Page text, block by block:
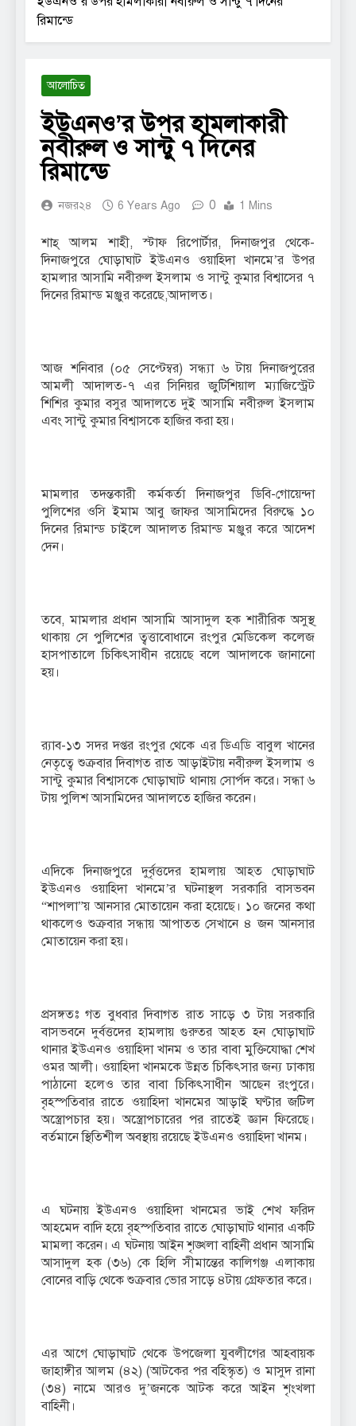
রিমান্ডে
আলোচিত
ইউএনও’র উপর হামলাকারী
নবীরুল ও সান্টু ৭ দিনের
রিমান্ডে
নজর২৪ 6 Years Ago 0 1 Mins
শাহ্ আলম শাহী, স্টাফ রিপোর্টার, দিনাজপুর থেকে-
দিনাজপুরে ঘোড়াঘাট ইউএনও ওয়াহিদা খানমে’র উপর
হামলার আসামি নবীরুল ইসলাম ও সান্টু কুমার বিশ্বাসের ৭
দিনের রিমান্ড মঞ্জুর করেছে,আদালত।
আজ শনিবার (০৫ সেপ্টেম্বর) সন্ধ্যা ৬ টায় দিনাজপুরের
আমলী আদালত-৭ এর সিনিয়র জুটিশিয়াল ম্যাজিস্ট্রেট
শিশির কুমার বসুর আদালতে দুই আসামি নবীরুল ইসলাম
এবং সান্টু কুমার বিশ্বাসকে হাজির করা হয়।
মামলার তদন্তকারী কর্মকর্তা দিনাজপুর ডিবি-গোয়েন্দা
পুলিশের ওসি ইমাম আবু জাফর আসামিদের বিরুদ্ধে ১০
দিনের রিমান্ড চাইলে আদালত রিমান্ড মঞ্জুর করে আদেশ
দেন।
তবে, মামলার প্রধান আসামি আসাদুল হক শারীরিক অসুস্থ্
থাকায় সে পুলিশের ত্বত্তাবোধানে রংপুর মেডিকেল কলেজ
হাসপাতালে চিকিৎসাধীন রয়েছে বলে আদালকে জানানো
হয়।
র‌্যাব-১৩ সদর দপ্তর রংপুর থেকে এর ডিএডি বাবুল খানের
নেতৃত্বে শুক্রবার দিবাগত রাত আড়াইটায় নবীরুল ইসলাম ও
সান্টু কুমার বিশ্বাসকে ঘোড়াঘাট থানায় সোর্পদ করে। সন্ধা ৬
টায় পুলিশ আসামিদের আদালতে হাজির করেন।
এদিকে দিনাজপুরে দুর্বৃত্তদের হামলায় আহত ঘোড়াঘাট
ইউএনও ওয়াহিদা খানমে’র ঘটনাস্থল সরকারি বাসভবন
“শাপলা”য় আনসার মোতায়েন করা হয়েছে। ১০ জনের কথা
থাকলেও শুক্রবার সন্ধায় আপাতত সেখানে ৪ জন আনসার
মোতায়েন করা হয়।
প্রসঙ্গতঃ গত বুধবার দিবাগত রাত সাড়ে ৩ টায় সরকারি
বাসভবনে দুর্বত্তদের হামলায় গুরুতর আহত হন ঘোড়াঘাট
থানার ইউএনও ওয়াহিদা খানম ও তার বাবা মুক্তিযোদ্ধা শেখ
ওমর আলী। ওয়াহিদা খানমকে উন্নত চিকিৎসার জন্য ঢাকায়
পাঠানো হলেও তার বাবা চিকিৎসাধীন আছেন রংপুরে।
বৃহস্পতিবার রাতে ওয়াহিদা খানমের আড়াই ঘণ্টার জটিল
অস্ত্রোপচার হয়। অস্ত্রোপচারের পর রাতেই জ্ঞান ফিরেছে।
বর্তমানে স্থিতিশীল অবস্থায় রয়েছে ইউএনও ওয়াহিদা খানম।
এ ঘটনায় ইউএনও ওয়াহিদা খানমের ভাই শেখ ফরিদ
আহমেদ বাদি হয়ে বৃহস্পতিবার রাতে ঘোড়াঘাট থানার একটি
মামলা করেন। এ ঘটনায় আইন শৃঙ্খলা বাহিনী প্রধান আসামি
আসাদুল হক (৩৬) কে হিলি সীমান্তের কালিগঞ্জ এলাকায়
বোনের বাড়ি থেকে শুক্রবার ভোর সাড়ে ৪টায় গ্রেফতার করে।
এর আগে ঘোড়াঘাট থেকে উপজেলা যুবলীগের আহবায়ক
জাহাঙ্গীর আলম (৪২) (আটকের পর বহিস্কৃত) ও মাসুদ রানা
(৩৪) নামে আরও দু’জনকে আটক করে আইন শৃংখলা
বাহিনী।